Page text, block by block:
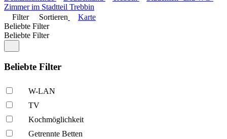
Zimmer im Stadtteil Trebbin
Filter
Sortieren
Karte
Beliebte Filter
Beliebte Filter
Beliebte Filter
W-LAN
TV
Kochmöglich­keit
Getrennte Betten